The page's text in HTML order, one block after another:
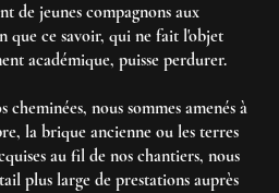
de jeunes compagnons aux
que ce savoir, qui ne fait l'objet
académique, puisse perdurer.
nous sommes amenés à
la brique ancienne ou les terres
au fil de nos chantiers, nous
plus large de prestations auprès